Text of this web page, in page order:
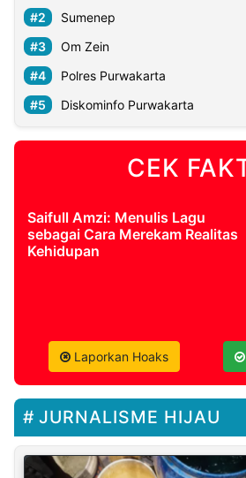
Sumenep
Om Zein
Polres Purwakarta
Diskominfo Purwakarta
CEK
Saifull Amzi: Menulis Lagu
sebagai Cara Merekam Realitas
Kehidupan
Laporkan Hoaks
JURNALISME HIJAU